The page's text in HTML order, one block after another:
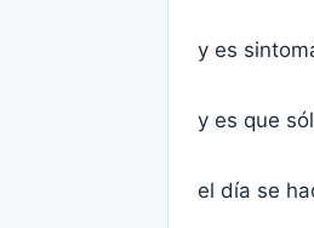
y es
y es que
el día se